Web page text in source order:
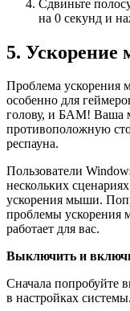
Сдвиньте
на 0 секунд и
5.
Проблема ускорения
особенно для
голову, и БАМ! Ваша
противоположную
респауна.
Пользователи
нескольких
ускорения мыши.
проблемы ускорения
работает для вас.
Выключить и
Сначала попробуйте
в настройках системы.